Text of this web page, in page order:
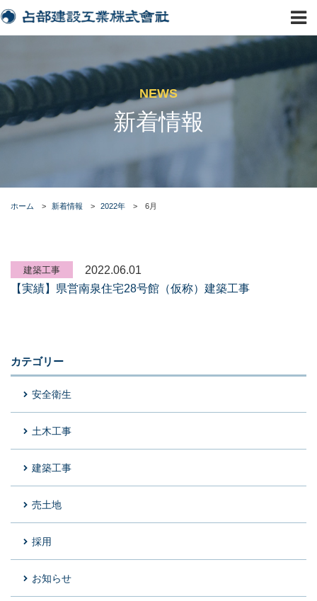
NEWS
新着情報
ホーム > 新着情報 > 2022年 > 6月
建築工事
2022.06.01
【実績】県営南泉住宅28号館（仮称）建築工事
カテゴリー
安全衛生
土木工事
建築工事
売土地
採用
お知らせ